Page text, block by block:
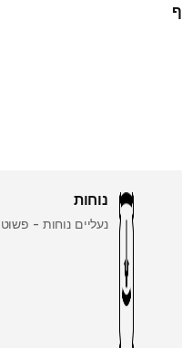
נוחות
נעליים נוחות -